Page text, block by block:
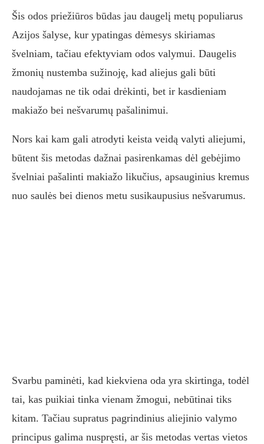
Šis odos priežiūros būdas jau daugelį metų populiarus
Azijos šalyse, kur ypatingas dėmesys skiriamas
švelniam, tačiau efektyviam odos valymui. Daugelis
žmonių nustemba sužinoję, kad aliejus gali būti
naudojamas ne tik odai drėkinti, bet ir kasdieniam
makiažo bei nešvarumų pašalinimui.
Nors kai kam gali atrodyti keista veidą valyti aliejumi,
būtent šis metodas dažnai pasirenkamas dėl gebėjimo
švelniai pašalinti makiažo likučius, apsauginius kremus
nuo saulės bei dienos metu susikaupusius nešvarumus.
Svarbu paminėti, kad kiekviena oda yra skirtinga, todėl
tai, kas puikiai tinka vienam žmogui, nebūtinai tiks
kitam. Tačiau supratus pagrindinius aliejinio valymo
principus galima nuspręsti, ar šis metodas vertas vietos